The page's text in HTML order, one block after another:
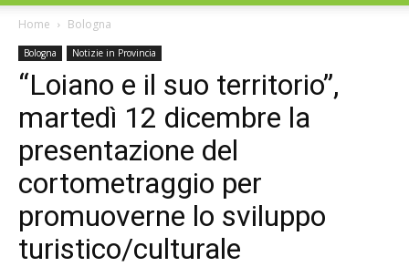
Home Bologna
Bologna Notizie in Provincia
“Loiano e il suo territorio”,
martedì 12 dicembre la
presentazione del
cortometraggio per
promuoverne lo sviluppo
turistico/culturale